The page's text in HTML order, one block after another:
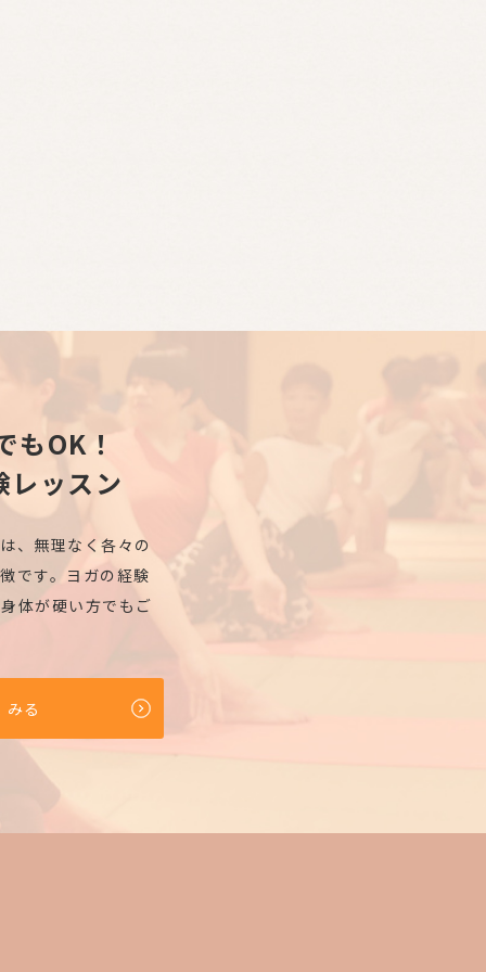
もOK！
レッスン
、無理なく各々の
です。ヨガの経験
体が硬い方でもご
みる